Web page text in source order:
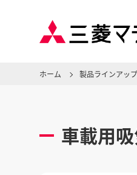
ホーム 製品ラインアップ
車載用